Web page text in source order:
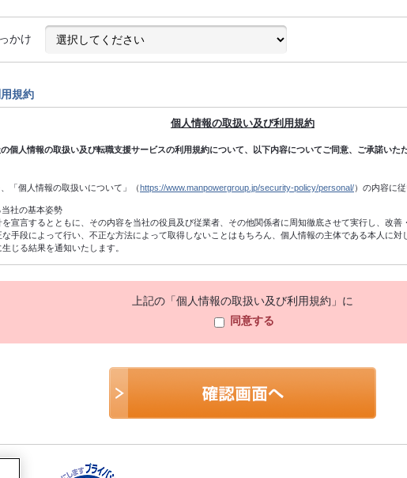
かけ
規約
個人情報の取扱い及び利用規約
個人情報の取扱い及び転職支援サービスの利用規約について、以下内容についてご同意、ご承諾いた
「個人情報の取扱いについて」（https://www.manpowergroup.jp/security-policy/personal/）の内容に
社の基本姿勢
宣言するとともに、その内容を当社の役員及び従業者、その他関係者に周知徹底させて実行し、改
手段によって行い、不正な方法によって取得しないことはもちろん、個人情報の主体である本人に
じる結果を通知いたします。
めの連絡・受付、職業紹介関係業務の遂行、当社のサービスに関する情報・キャンペーン・セミナ
頼、当社に対する質問・相談等の返信、統計データの作成、及びこれらに準ずる業務の遂行のために利
的にのみ利用し、当社の個人情報保護方針（他当社規程及び関連する法令等を含む）に準拠し、不正ア
基準を満たした企業に、2の利用目的の範囲内において個人情報を委託する場合があります。
上記の「個人情報の取扱い及び利用規約」に
同意する